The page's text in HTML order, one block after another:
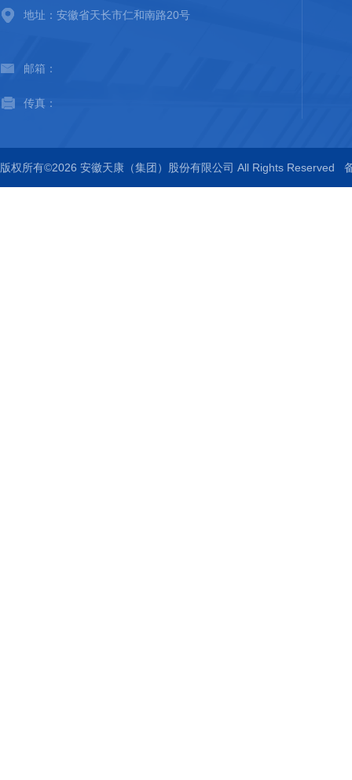
地址：安徽省天长市仁和南路20号
邮箱：
传真：
版权所有©2026 安徽天康（集团）股份有限公司 All Rights Reserved